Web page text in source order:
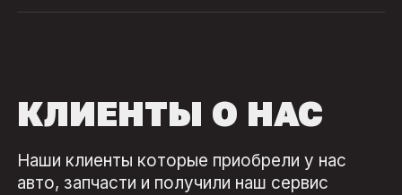
КЛИЕНТЫ О НАС
Наши клиенты которые приобрели у нас
авто, запчасти и получили наш сервис